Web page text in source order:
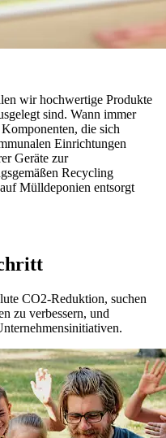
wir hochwertige Produkte
sind. Wann immer
die sich
Einrichtungen
Geräte zur
Recycling
Mülldeponien entsorgt
CO2-Reduktion, suchen
zu verbessern, und